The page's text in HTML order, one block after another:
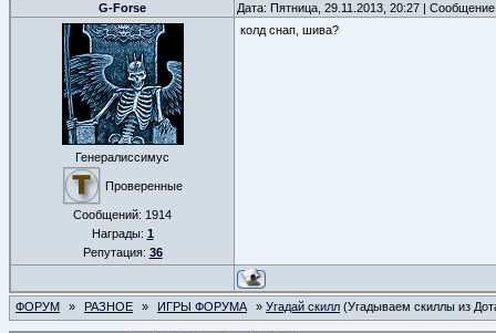
G-Forse Дата: Пятница, 29.11.2013, 20:27 |
Генералиссимус
Проверенные
Сообщений: 1914
Награды: 1
Репутация: 36
колд снап, шива?
ФОРУМ » РАЗНОЕ » ИГРЫ ФОРУМА » Угадай скилл (Угадываем скиллы из